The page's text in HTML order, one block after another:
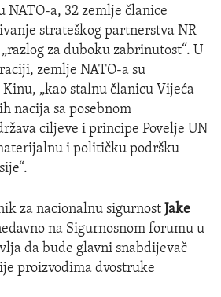
NATO-a, 32 zemlje članice
strateškog partnerstva NR
za duboku zabrinutost“. U
zemlje NATO-a su
„kao stalnu članicu Vijeća
nacija sa posebnom
ciljeve i principe Povelje UN
i političku podršku
za nacionalnu sigurnost Jake
na Sigurnosnom forumu u
da bude glavni snabdijevač
proizvodima dvostruke